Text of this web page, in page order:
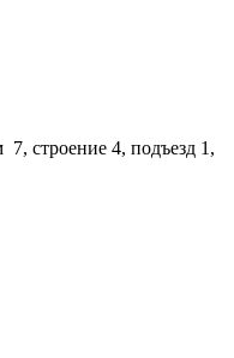
7, строение 4, подъезд 1,